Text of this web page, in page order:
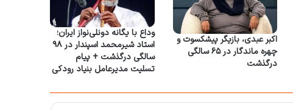
اکبر عبدی، بازیگر پیشکسوت و
چهره ماندگار در ۶۵ سالگی
درگذشت
وداع با یگانه دونلی‌نواز ایران؛
استاد شیرمحمد اسپندار در ۹۸
سالگی درگذشت + پیام
تسلیت مدیرعامل بنیاد رودکی